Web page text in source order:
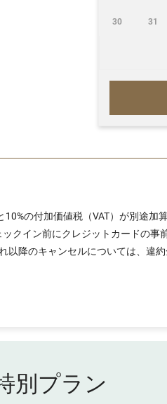
30 31
の付加価値税（VAT）が別途加算
クイン前にクレジットカードの事
降のキャンセルについては、違
別プラン